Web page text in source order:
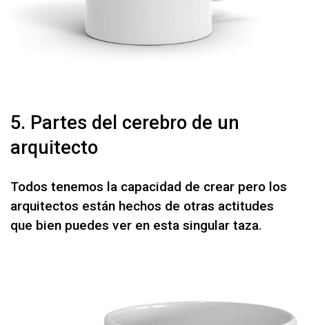
5. Partes del cerebro de un
arquitecto
Todos tenemos la capacidad de crear pero los
arquitectos están hechos de otras actitudes
que bien puedes ver en esta singular taza.